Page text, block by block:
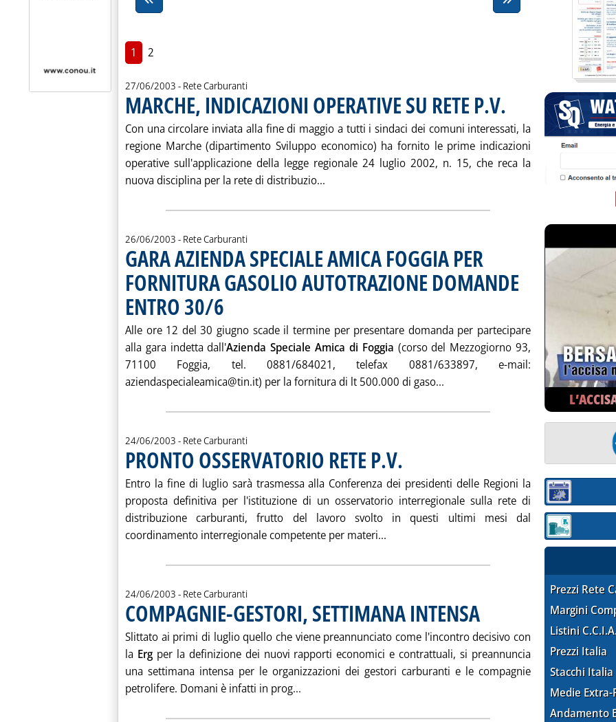
1 2
27/06/2003 - Rete Carburanti
MARCHE, INDICAZIONI OPERATIVE SU RETE P.V.
. Pubblicata venerdì 27 giugno 2003 alle 16.10.
Con una circolare inviata alla fine di maggio a tutti i sindaci dei comuni interessati, la
regione Marche (dipartimento Sviluppo economico) ha fornito le prime indicazioni
operative sull'applicazione della legge regionale 24 luglio 2002, n. 15, che reca la
nuova disciplina per la rete di distribuzio... Leggi tutta la notizia: 'MARCHE, INDICAZIONI OPERATIVE
26/06/2003 - Rete Carburanti
GARA AZIENDA SPECIALE AMICA FOGGIA PER
FORNITURA GASOLIO AUTOTRAZIONE DOMANDE
ENTRO 30/6
Alle ore 12 del 30 giugno scade il termine per presentare domanda per partecipare
alla gara indetta dall'Azienda Speciale Amica di Foggia (corso del Mezzogiorno 93,
71100 Foggia, tel. 0881/684021, telefax 0881/633897, e-mail:
aziendaspecialeamica@tin.it) per la fornitura di lt 500.000 di gaso... Leggi tutta la notizia: 'GARA
24/06/2003 - Rete Carburanti
PRONTO OSSERVATORIO RETE P.V.
. Pubblicata martedì 24 giugno 2003 alle 15.27.
Entro la fine di luglio sarà trasmessa alla Conferenza dei presidenti delle Regioni la
proposta definitiva per l'istituzione di un osservatorio interregionale sulla rete di
distribuzione carburanti, frutto del lavoro svolto in questi ultimi mesi dal
coordinamento interregionale competente per materi... Leggi tutta la notizia: 'PRONTO
24/06/2003 - Rete Carburanti
COMPAGNIE-GESTORI, SETTIMANA INTENSA . Pubblicata martedì 24 giugno 2003 alle
Slittato ai primi di luglio quello che viene preannunciato come l'incontro decisivo con
la Ergper la definizione dei nuovi rapporti economici e contrattuali, si preannuncia
una settimana intensa per le organizzazioni dei gestori carburanti e le compagnie
petrolifere. Domani è infatti in prog... Leggi tutta la notizia: 'COMPAGNIE-GESTORI, SETTIMANA
Sezione:
Sezione:
Prezzi Rete
Margini
Listini
Prezzi Italia
Stacchi Italia
Medie Extra-
Andamento